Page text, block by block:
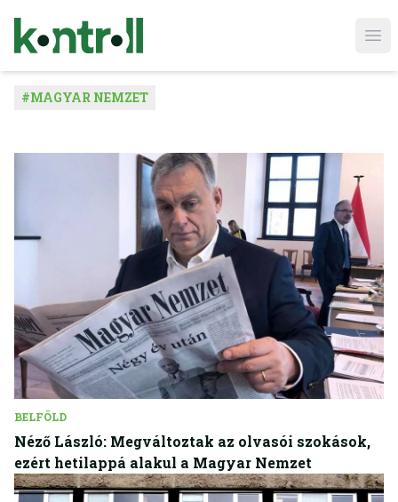
#MAGYAR NEMZET
BELFÖLD
Néző László: Megváltoztak az olvasói szokások,
ezért hetilappá alakul a Magyar Nemzet